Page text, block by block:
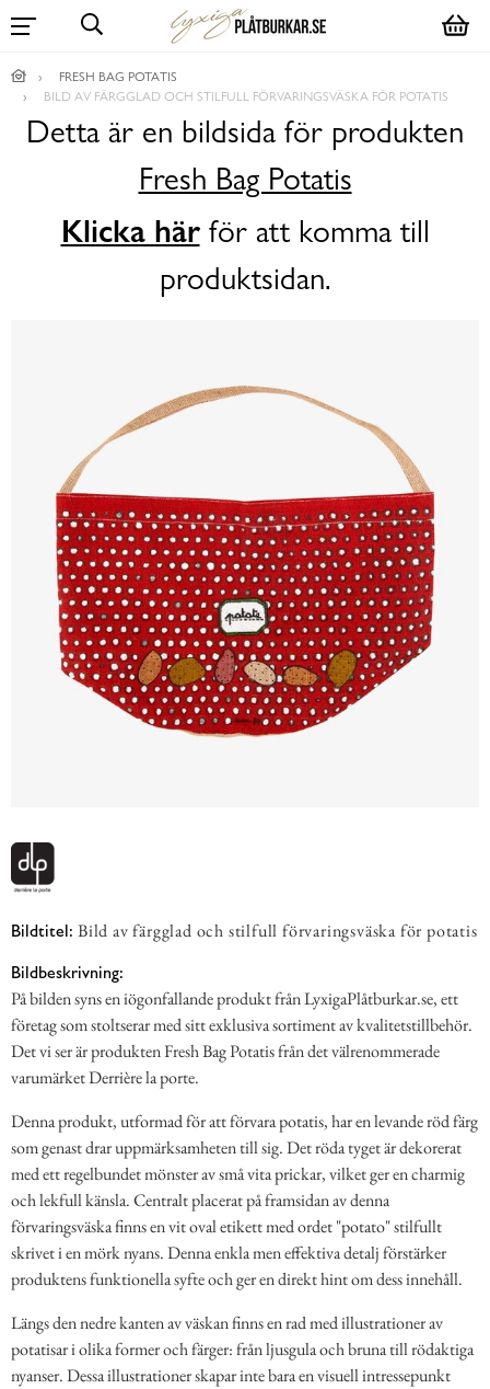
FRESH BAG POTATIS
BILD AV FÄRGGLAD OCH STILFULL FÖRVARINGSVÄSKA FÖR POTATIS
Detta är en bildsida för produkten
Fresh Bag Potatis
Klicka härför att komma till
produktsidan.
Bildtitel: Bild av färgglad och stilfull förvaringsväska för potatis
Bildbeskrivning:
På bilden syns en iögonfallande produkt från LyxigaPlåtburkar.se, ett
företag som stoltserar med sitt exklusiva sortiment av kvalitetstillbehör.
Det vi ser är produkten Fresh Bag Potatis från det välrenommerade
varumärket Derrière la porte.
Denna produkt, utformad för att förvara potatis, har en levande röd färg
som genast drar uppmärksamheten till sig. Det röda tyget är dekorerat
med ett regelbundet mönster av små vita prickar, vilket ger en charmig
och lekfull känsla. Centralt placerat på framsidan av denna
förvaringsväska finns en vit oval etikett med ordet "potato" stilfullt
skrivet i en mörk nyans. Denna enkla men effektiva detalj förstärker
produktens funktionella syfte och ger en direkt hint om dess innehåll.
Längs den nedre kanten av väskan finns en rad med illustrationer av
potatisar i olika former och färger: från ljusgula och bruna till rödaktiga
nyanser. Dessa illustrationer skapar inte bara en visuell intressepunkt